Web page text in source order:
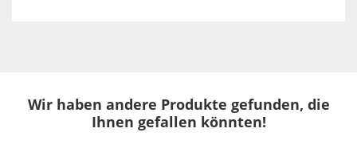
Wir haben andere Produkte gefunden, die
Ihnen gefallen könnten!